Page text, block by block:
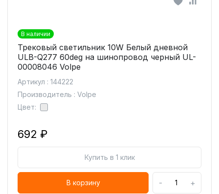
В наличии
Трековый светильник 10W Белый дневной
ULB-Q277 60deg на шинопровод черный UL-
00008046 Volpe
Артикул : 144222
Производитель : Volpe
Цвет:
692 ₽
Купить в 1 клик
В корзину - +